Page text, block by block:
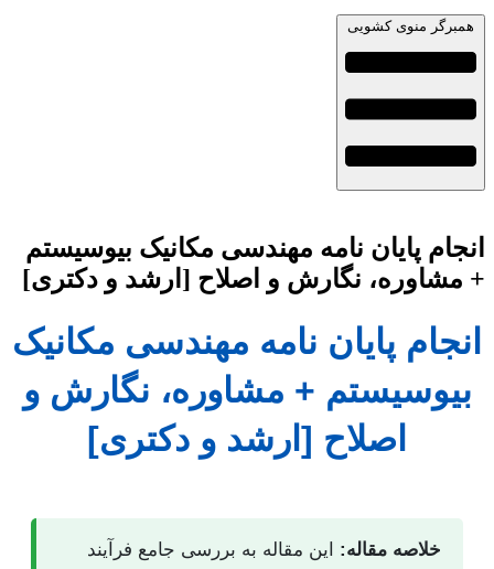
همبرگر منوی کشویی
انجام پایان نامه مهندسی مکانیک بیوسیستم
+ مشاوره، نگارش و اصلاح [ارشد و دکتری]
انجام پایان نامه مهندسی مکانیک
بیوسیستم + مشاوره، نگارش و
اصلاح [ارشد و دکتری]
خلاصه مقاله: این مقاله به بررسی جامع فرآیند